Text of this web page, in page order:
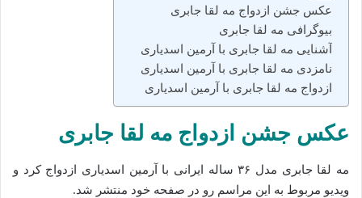
عکس جشن ازدواج مه لقا جابری
بیوگرافی مه‌ لقا جابری
آشنایی مه‌ لقا جابری با آرمین اسدیاری
نامزدی مه‌ لقا جابری با آرمین اسدیاری
ازدواج مه‌ لقا جابری با آرمین اسدیاری
عکس جشن ازدواج مه لقا جابری
مه‌ لقا جابری مدل ۳۶ ساله ایرانی با آرمین اسدیاری ازدواج کرد و
ویدیو مربوط به این مراسم رو در صفحه خود منتشر شد.